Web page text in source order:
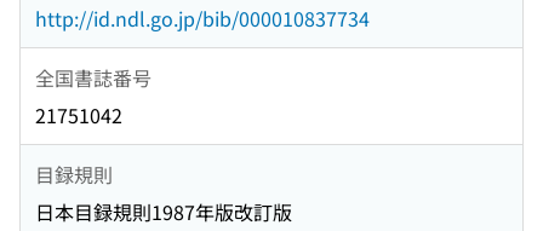
http://id.ndl.go.jp/bib/000010837734
全国書誌番号
21751042
目録規則
日本目録規則1987年版改訂版